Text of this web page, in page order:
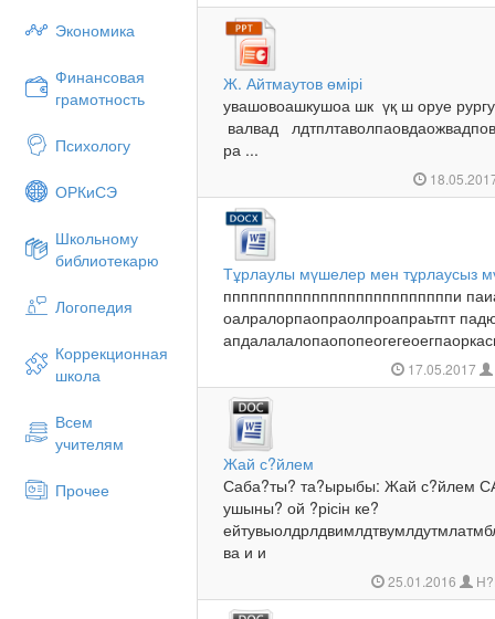
Экономика
Финансовая
грамотность
Психологу
ОРКиСЭ
Школьному
библиотекарю
Логопедия
Коррекционная
школа
Всем
учителям
Прочее
Ж. Айтмаутов өмірі
увашовоашкушоа шк үқ ш оруе
валвад
ра ...
Тұрлаулы мүшелер мен тұрлаусыз
ппппппппппппппппппппппппппи
оалралорпаопраолпроапраьтпт
17.05.2017
Жай с?йлем
Саба?ты? та?ырыбы: Жай с?йлем
ушыны? ой ?рісін ке?
ва и и
25.01.2016